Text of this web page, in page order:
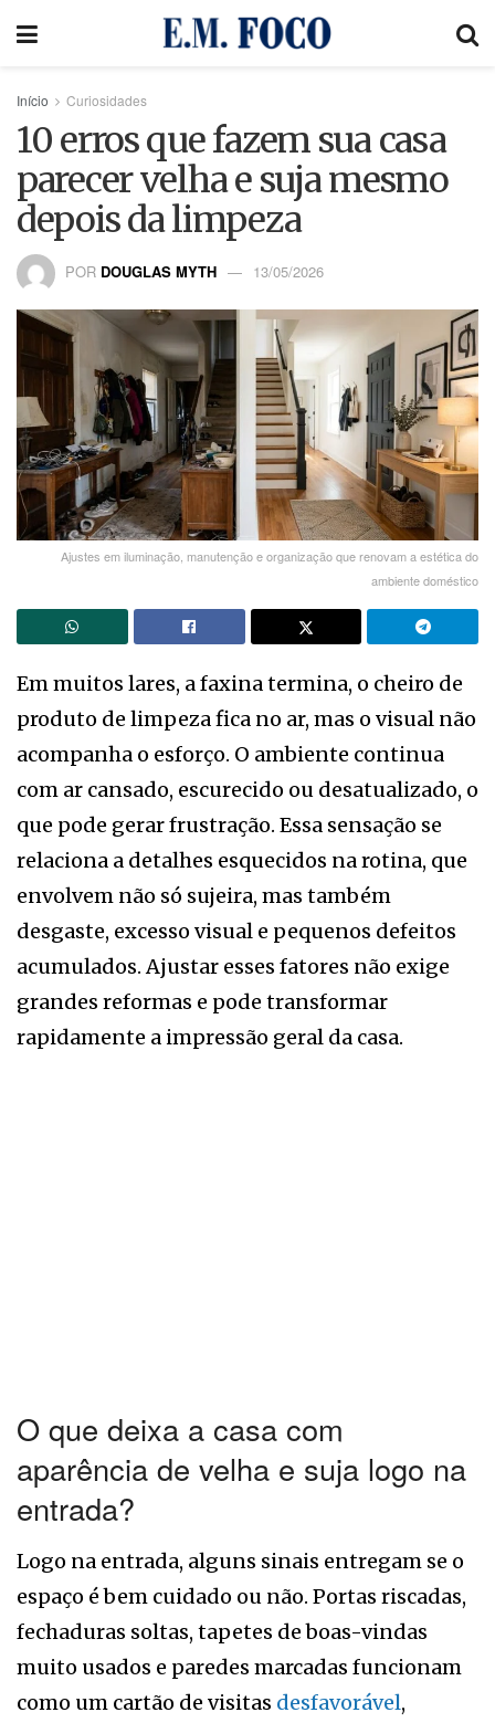
Início Curiosidades
10 erros que fazem sua casa
parecer velha e suja mesmo
depois da limpeza
POR DOUGLAS MYTH 13/05/2026
Ajustes em iluminação, manutenção e organização que renovam a estética do
ambiente doméstico
Em muitos lares, a faxina termina, o cheiro de
produto de limpeza fica no ar, mas o visual não
acompanha o esforço. O ambiente continua
com ar cansado, escurecido ou desatualizado, o
que pode gerar frustração. Essa sensação se
relaciona a detalhes esquecidos na rotina, que
envolvem não só sujeira, mas também
desgaste, excesso visual e pequenos defeitos
acumulados. Ajustar esses fatores não exige
grandes reformas e pode transformar
rapidamente a impressão geral da casa.
O que deixa a casa com
aparência de velha e suja logo na
entrada?
Logo na entrada, alguns sinais entregam se o
espaço é bem cuidado ou não. Portas riscadas,
fechaduras soltas, tapetes de boas-vindas
muito usados e paredes marcadas funcionam
como um cartão de visitas desfavorável,